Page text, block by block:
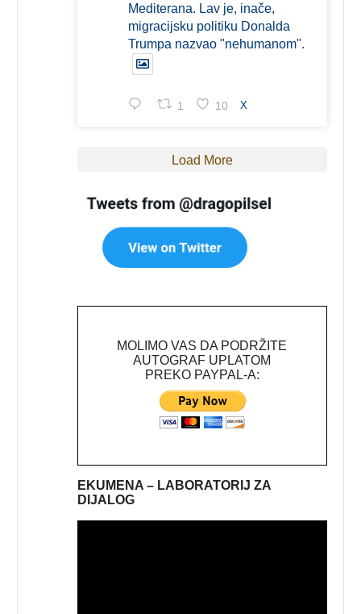
Mediterana. Lav je, inače,
migracijsku politiku Donalda
Trumpa nazvao "nehumanom".
1 10 X
Load More
MOLIMO VAS DA PODRŽITE
AUTOGRAF UPLATOM
PREKO PAYPAL-A:
EKUMENA – LABORATORIJ ZA
DIJALOG